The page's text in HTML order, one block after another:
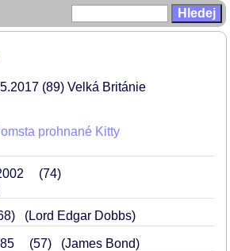
(89) Velká Británie
prohnané Kitty
74
(Lord Edgar Dobbs)
57 (James Bond)